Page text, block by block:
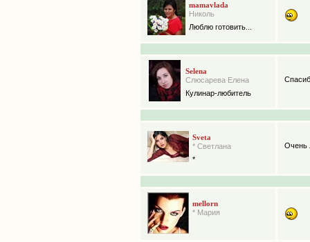
mamavlada
Николь
Люблю готовить...
Selena
Слюсарева Елена
Кулинар-любитель
Sveta
* Светлана
*
Очень
mellorn
* Мария